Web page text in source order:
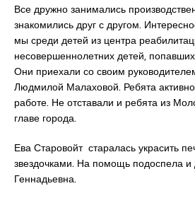
Все дружно занимались
знакомились друг с другом.
мы среди детей из центра
несовершеннолетних детей,
Они приехали со своим
Людмилой Малаховой. Ребята
работе. Не отставали и ребята из
главе города.
Ева Старовойт старалась украсить
звездочками. На помощь подоспела и
Геннадьевна.